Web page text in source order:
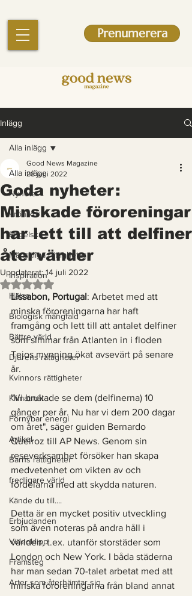
Prenumerera
Inlägg
Alla inlägg
Nyheter
Krönikor
Engelska
Mänskliga rättigheter
Inspiration
Hälsa
Biologisk mångfald
Bättre värld
Djurens rättigheter
Kvinnors rättigheter
Klimatmål
Förnybar energi
Artikel
Barns rättigheter
fredligare värld
Kände du till....
Erbjudanden
Videoklipp
Framsteg
Arter som återhämtar sig
Alla inlägg
Goda nyheter:
Minskade föroreningar
har lett till att delfiner
återvänder
Good News Magazine
28 juni 2022
Uppdaterat:14 juli 2022
Betygsatt till NaN av 5 stjärnor.
Lissabon, Portugal: Arbetet med att
minska föroreningarna har haft
framgång och lett till att antalet delfiner
som simmar från Atlanten in i floden
Tejos mynning ökat avsevärt på senare
år.
"Vi brukade se dem (delfinerna) 10
gånger per år. Nu har vi dem 200 dagar
om året", säger guiden Bernardo
Queiroz till AP News. Genom sin
reseverksamhet försöker han skapa
medvetenhet om vikten av och
fördelarna med att skydda naturen.
Detta är en mycket positiv utveckling
som även noteras på andra håll i
världen, t.ex. utanför storstäder som
London och New York. I båda städerna
har man sedan 70-talet arbetat med att
minska föroreningarna från bland annat